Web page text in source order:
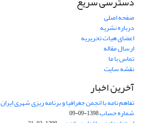
صفحه اصلی
درباره نشریه
اعضای هیات تحریریه
ارسال مقاله
تماس با ما
نقشه سایت
آخرین اخبار
تفاهم نامه با انجمن جغرافیا و برنامه ریزی شهری ایران
شماره حساب1398-09-09